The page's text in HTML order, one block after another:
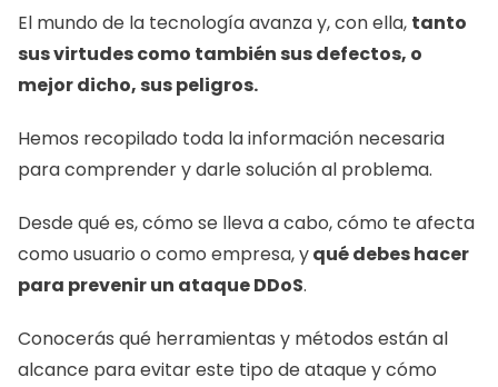
El mundo de la tecnología avanza y, con ella, tanto
sus virtudes como también sus defectos, o
mejor dicho, sus peligros.
Hemos recopilado toda la información necesaria
para comprender y darle solución al problema.
Desde qué es, cómo se lleva a cabo, cómo te afecta
como usuario o como empresa, y qué debes hacer
para prevenir un ataque DDoS.
Conocerás qué herramientas y métodos están al
alcance para evitar este tipo de ataque y cómo